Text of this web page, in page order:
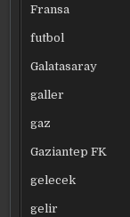
Fransa
futbol
Galatasaray
galler
gaz
Gaziantep FK
gelecek
gelir